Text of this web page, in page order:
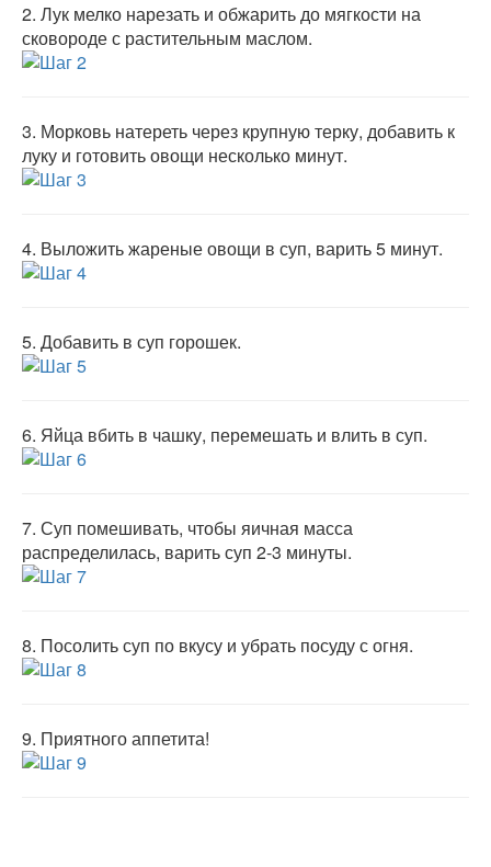
2. Лук мелко нарезать и обжарить до мягкости на
сковороде с растительным маслом.
3. Морковь натереть через крупную терку, добавить к
луку и готовить овощи несколько минут.
4. Выложить жареные овощи в суп, варить 5 минут.
5. Добавить в суп горошек.
6. Яйца вбить в чашку, перемешать и влить в суп.
7. Суп помешивать, чтобы яичная масса
распределилась, варить суп 2-3 минуты.
8. Посолить суп по вкусу и убрать посуду с огня.
9. Приятного аппетита!